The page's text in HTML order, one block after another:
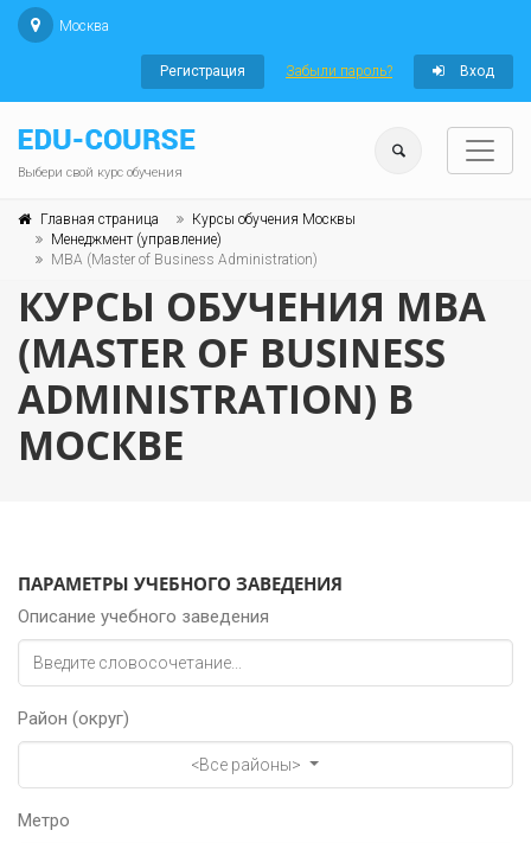
Москва
Регистрация Забыли пароль? Вход
Выбери свой курс обучения
Главная страница
Курсы обучения Москвы
Менеджмент (управление)
MBA (Master of Business Administration)
КУРСЫ ОБУЧЕНИЯ MBA
(MASTER OF BUSINESS
ADMINISTRATION) В
МОСКВЕ
ПАРАМЕТРЫ УЧЕБНОГО ЗАВЕДЕНИЯ
Описание учебного заведения
Район (округ)
<Все районы>
Метро